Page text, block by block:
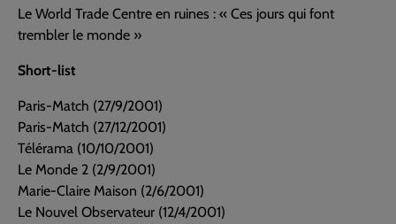
Le World Trade Centre en ruines : « Ces jours qui font
trembler le monde »
Short-list
Paris-Match (27/9/2001)
Paris-Match (27/12/2001)
Télérama (10/10/2001)
Le Monde 2 (2/9/2001)
Marie-Claire Maison (2/6/2001)
Le Nouvel Observateur (12/4/2001)